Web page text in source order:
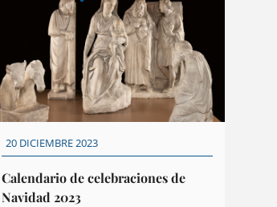
20 DICIEMBRE 2023
Calendario de celebraciones de
Navidad 2023